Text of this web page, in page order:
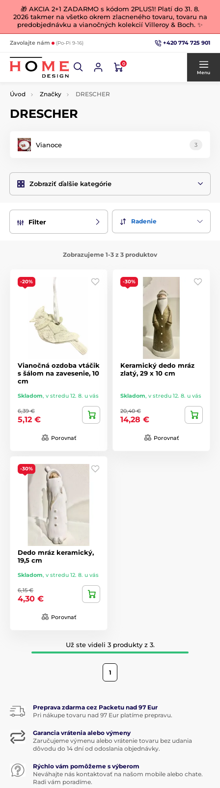
🎁 AKCIA 2+1 ZADARMO s kódom 2PLUS1! Platí do 31. 8.
2026 takmer na všetko okrem zlacneného tovaru, tovaru na
predobjednávku a vianočných kolekcií Villeroy & Boch. ✨
Zavolajte nám (Po-Pi 9-16) +420 774 725 901
0
Menu
Úvod Značky DRESCHER
DRESCHER
Vianoce 3
Zobraziť ďalšie kategórie
Filter Radenie
Zobrazujeme 1-3 z 3 produktov
-20%
Vianočná ozdoba vtáčik
s šálom na zavesenie, 10
cm
Skladom, v stredu 12. 8. u vás
6,39 €
5,12 €
Porovnať
-30%
Keramický dedo mráz
zlatý, 29 x 10 cm
Skladom, v stredu 12. 8. u vás
20,40 €
14,28 €
Porovnať
-30%
Dedo mráz keramický,
19,5 cm
Skladom, v stredu 12. 8. u vás
6,15 €
4,30 €
Porovnať
Už ste videli 3 produkty z 3.
1
Preprava zdarma cez Packetu nad 97 Eur
Pri nákupe tovaru nad 97 Eur platíme prepravu.
Garancia vrátenia alebo výmeny
Zaručujeme výmenu alebo vrátenie tovaru bez udania
dôvodu do 14 dní od odoslania objednávky.
Rýchlo vám pomôžeme s výberom
Neváhajte nás kontaktovať na našom mobile alebo chate.
Radi vám poradíme.